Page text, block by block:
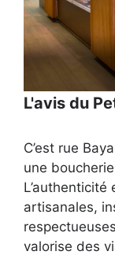
L'avis du
C’est rue
une
artisanales,
valorise des